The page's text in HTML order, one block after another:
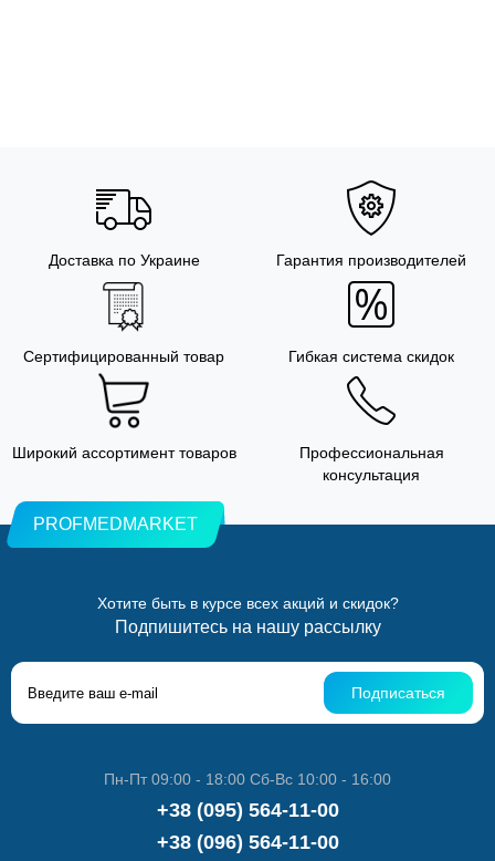
Доставка по Украине Гарантия производителей
Сертифицированный товар Гибкая система скидок
Широкий ассортимент товаров
Профессиональная
консультация
PROFMEDMARKET
Хотите быть в курсе всех акций и скидок?
Подпишитесь на нашу рассылку
Подписаться
Пн-Пт 09:00 - 18:00 Сб-Вс 10:00 - 16:00
+38 (095) 564-11-00
+38 (096) 564-11-00